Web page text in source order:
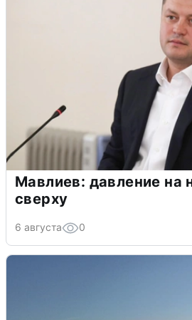
Мавлиев: давление на
сверху
6 августа 0